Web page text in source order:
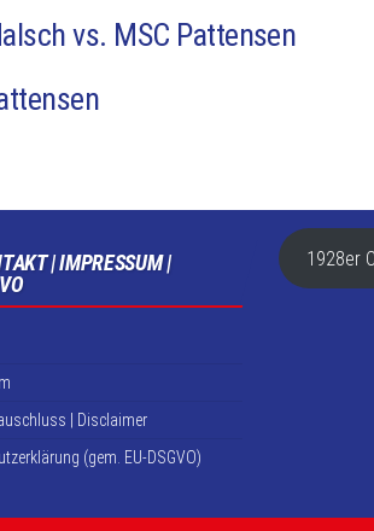
vs. MSC Pattensen
| IMPRESSUM |
| Disclaimer
(gem. EU-DSGVO)
1928er